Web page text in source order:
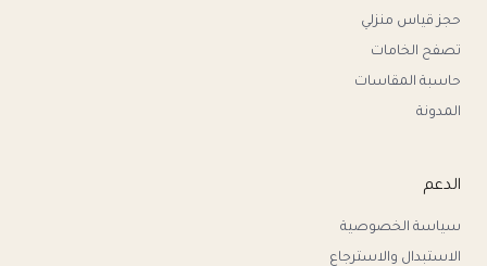
حجز قياس منزلي
تصفح الخامات
حاسبة المقاسات
المدونة
الدعم
سياسة الخصوصية
الاستبدال والاسترجاع